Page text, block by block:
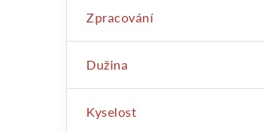
Zpracování
Dužina
Kyselost